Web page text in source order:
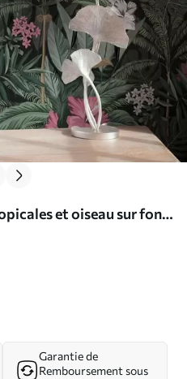
et oiseau sur fond
Garantie de
Remboursement sous